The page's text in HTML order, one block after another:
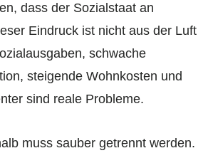
dass der Sozialstaat an
Eindruck ist nicht aus der Luft
schwache
steigende Wohnkosten und
sind reale Probleme.
muss sauber getrennt werden.